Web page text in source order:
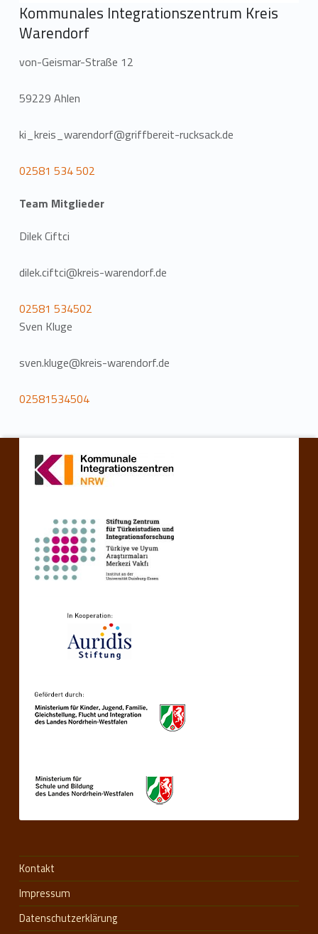
Kommunales Integrationszentrum Kreis
Warendorf
von-Geismar-Straße 12
59229 Ahlen
ki_kreis_warendorf@griffbereit-rucksack.de
02581 534 502
Team Mitglieder
Dilek Ciftci
dilek.ciftci@kreis-warendorf.de
02581 534502
Sven Kluge
sven.kluge@kreis-warendorf.de
02581534504
Kontakt
Impressum
Datenschutzerklärung